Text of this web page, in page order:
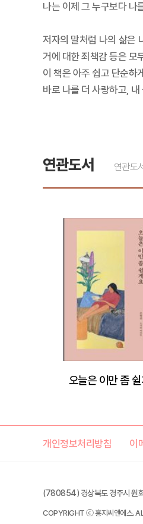
나는 이제 그 누구보다 나
저자의 말처럼 나의 삶은
거에 대한 죄책감 등은 모
이 책은 아주 쉽고 단순하
바로 나를 더 사랑하고,
연관도서 연관도
오늘은 이만 좀
개인정보처리방침 이
(780854) 경상북도 경주시 원
COPYRIGHT ⓒ 홍지씨앤에스.